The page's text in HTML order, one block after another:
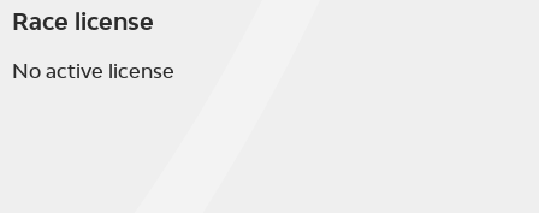
Race license
No active license